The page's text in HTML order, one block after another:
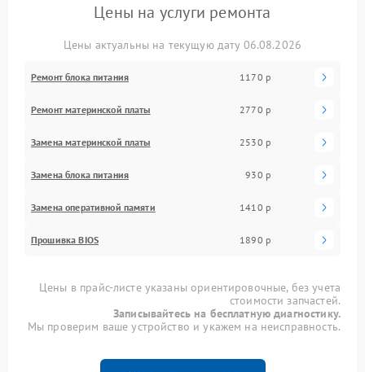
Цены на услуги ремонта
Цены актуальны на текущую дату 06.08.2026
Ремонт блока питания 1170 р
Ремонт материнской платы 2770 р
Замена материнской платы 2530 р
Замена блока питания 930 р
Замена оперативной памяти 1410 р
Прошивка BIOS 1890 р
Цены в прайс-листе указаны ориентировочные, без учета
стоимости запчастей.
Записывайтесь на бесплатную диагностику.
Мы проверим ваше устройство и укажем на неисправность.